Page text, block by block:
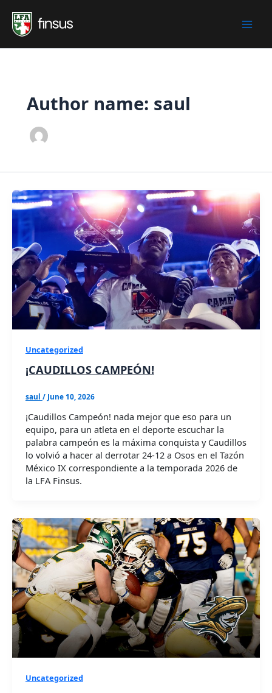
content
Author name: saul
Uncategorized
¡CAUDILLOS CAMPEÓN!
saul / June 10, 2026
¡Caudillos Campeón! nada mejor que eso para un
equipo, para un atleta en el deporte escuchar la
palabra campeón es la máxima conquista y Caudillos
lo volvió a hacer al derrotar 24-12 a Osos en el Tazón
México IX correspondiente a la temporada 2026 de
la LFA Finsus.
Uncategorized